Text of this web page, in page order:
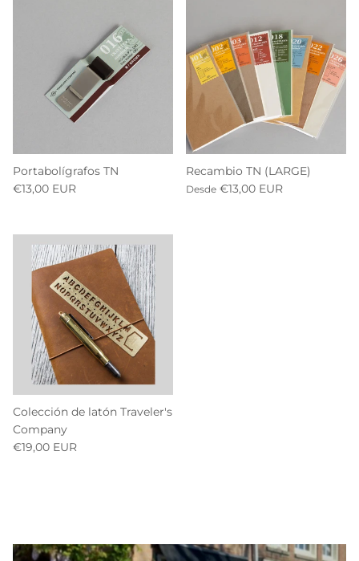
Portabolígrafos TN
€13,00 EUR
Recambio TN (LARGE)
Desde €13,00 EUR
Colección de latón Traveler's
Company
€19,00 EUR